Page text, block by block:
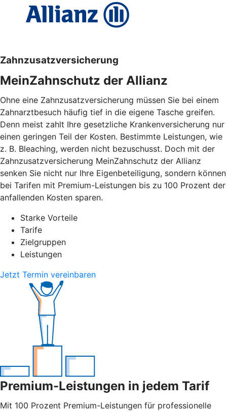
Zahnzusatzversicherung
MeinZahnschutz der Allianz
Ohne eine Zahnzusatzversicherung müssen Sie bei einem
Zahnarztbesuch häufig tief in die eigene Tasche greifen.
Denn meist zahlt Ihre gesetzliche Krankenversicherung nur
einen geringen Teil der Kosten. Bestimmte Leistungen, wie
z. B. Bleaching, werden nicht bezuschusst. Doch mit der
Zahnzusatzversicherung MeinZahnschutz der Allianz
senken Sie nicht nur Ihre Eigenbeteiligung, sondern können
bei Tarifen mit Premium-Leistungen bis zu 100 Prozent der
anfallenden Kosten sparen.
Starke Vorteile
Tarife
Zielgruppen
Leistungen
Jetzt Termin vereinbaren
Premium-Leistungen in jedem Tarif
Mit 100 Prozent Premium-Leistungen für professionelle